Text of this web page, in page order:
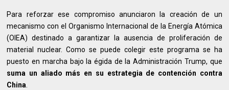
Para reforzar ese compromiso anunciaron la creación de un
mecanismo con el Organismo Internacional de la Energía Atómica
(OIEA) destinado a garantizar la ausencia de proliferación de
material nuclear. Como se puede colegir este programa se ha
puesto en marcha bajo la égida de la Administración Trump, que
suma un aliado más en su estrategia de contención contra
China